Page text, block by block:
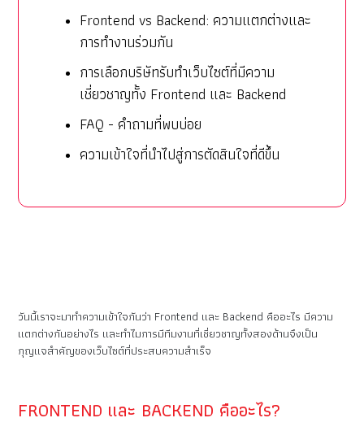
Frontend vs Backend: ความแตกต่างและ
การทำงานร่วมกัน
การเลือกบริษัทรับทำเว็บไซต์ที่มีความ
เชี่ยวชาญทั้ง Frontend และ Backend
FAQ - คำถามที่พบบ่อย
ความเข้าใจที่นำไปสู่การตัดสินใจที่ดีขึ้น
วันนี้เราจะมาทำความเข้าใจกันว่า Frontend และ Backend คืออะไร มีความ
แตกต่างกันอย่างไร และทำไมการมีทีมงานที่เชี่ยวชาญทั้งสองด้านจึงเป็น
กุญแจสำคัญของเว็บไซต์ที่ประสบความสำเร็จ
FRONTEND และ BACKEND คืออะไร?